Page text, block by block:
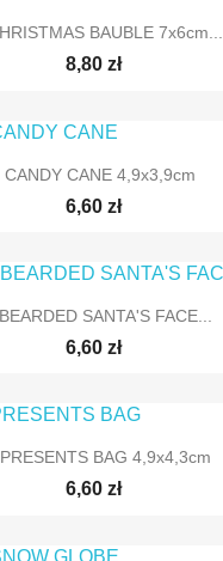
BAUBLE 7x6cm...
8,80 zł
CANDY CANE 4,9x3,9cm
6,60 zł
SANTA'S FACE...
6,60 zł
BAG 4,9x4,3cm
6,60 zł